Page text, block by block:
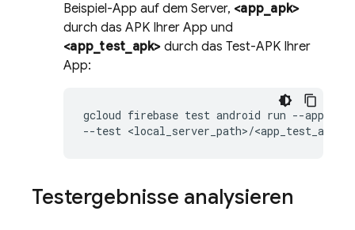
Beispiel-App auf dem Server, <app_apk>
durch das APK Ihrer App und
<app_test_apk>durch das Test-APK Ihrer
App:
gcloud firebase test android run --app
Testergebnisse analysieren